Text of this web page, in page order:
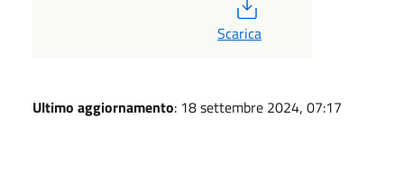
Scarica
Ultimo aggiornamento: 18 settembre 2024, 07:17